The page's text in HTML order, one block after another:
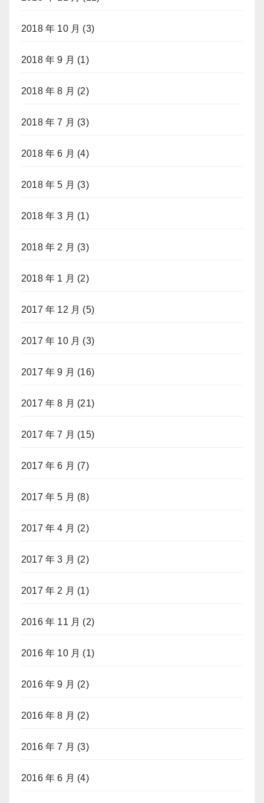
2018 年 10 月 (3)
2018 年 9 月 (1)
2018 年 8 月 (2)
2018 年 7 月 (3)
2018 年 6 月 (4)
2018 年 5 月 (3)
2018 年 3 月 (1)
2018 年 2 月 (3)
2018 年 1 月 (2)
2017 年 12 月 (5)
2017 年 10 月 (3)
2017 年 9 月 (16)
2017 年 8 月 (21)
2017 年 7 月 (15)
2017 年 6 月 (7)
2017 年 5 月 (8)
2017 年 4 月 (2)
2017 年 3 月 (2)
2017 年 2 月 (1)
2016 年 11 月 (2)
2016 年 10 月 (1)
2016 年 9 月 (2)
2016 年 8 月 (2)
2016 年 7 月 (3)
2016 年 6 月 (4)